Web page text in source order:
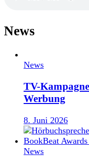
News
News
TV-
Werbung
8. Juni 2026
News